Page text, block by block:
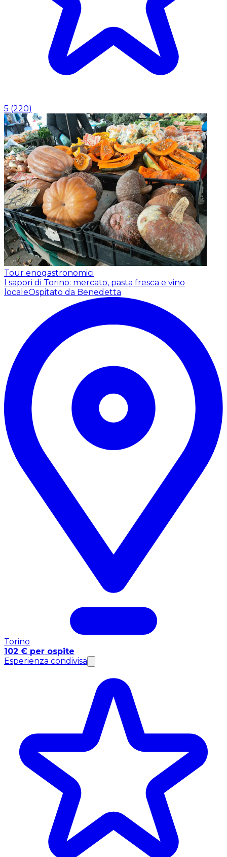
5 (220)
Tour enogastronomici
I sapori di Torino: mercato, pasta fresca e vino
localeOspitato da Benedetta
Torino
102 € per ospite
Esperienza condivisa